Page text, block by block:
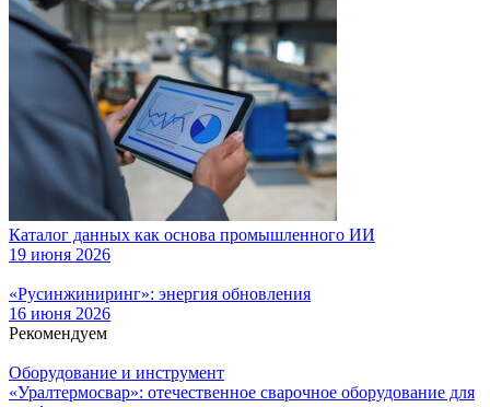
Каталог данных как основа промышленного ИИ
19 июня 2026
«Русинжиниринг»: энергия обновления
16 июня 2026
Рекомендуем
Оборудование и инструмент
«Уралтермосвар»: отечественное сварочное оборудование для